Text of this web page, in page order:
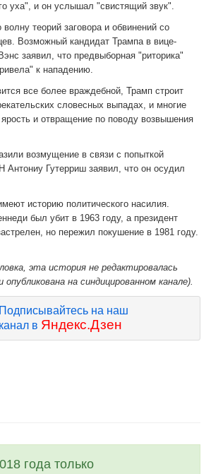
уха", и он услышал "свистящий звук".
теорий заговора и обвинений со
Возможный кандидат Трампа в вице-
заявил, что предвыборная "риторика"
к нападению.
все более враждебной, Трамп строит
словесных выпадах, и многие
и отвращение по поводу возвышения
возмущение в связи с попыткой
Антониу Гутерриш заявил, что он осудил
историю политического насилия.
был убит в 1963 году, а президент
но пережил покушение в 1981 году.
эта история не редактировалась
на синдицированном канале).
Подписывайтесь на наш
канал в Яндекс.Дзен
года только